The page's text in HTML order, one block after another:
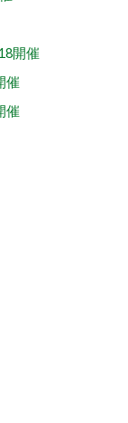
開催
催
催